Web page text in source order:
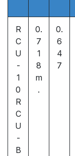
R
C
U
-
1
0
R
C
U
-
B
0.
7
1
8
m
.
0.
6
4
7